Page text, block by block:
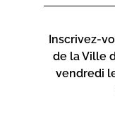
Confortablement
leur influence sur
la biodiversité.
Rendez-vous dans
Inscrivez-
de la Ville
vendredi